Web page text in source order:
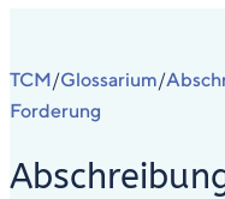
TCM/Glossarium/
Forderung